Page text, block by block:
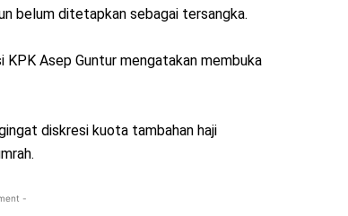
belum ditetapkan sebagai tersangka.
KPK Asep Guntur mengatakan membuka
diskresi kuota tambahan haji
-